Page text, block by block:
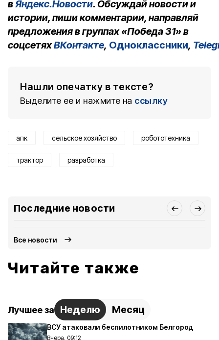
вЯндекс.Новости. Обсуждай новости и
истории, пиши комментарии, направляй
предложения в группах «Победа 31» в
соцсетяхВКонтакте, Одноклассники,
Нашли опечатку в тексте?
Выделите ее и нажмите на ссылку
апк сельское хозяйство робототехника
трактор разработка
Последние новости
Все новости
Читайте также
Лучшее за Неделю Месяц
ВСУ атаковали беспилотником Белгород
Вчера, 09:12